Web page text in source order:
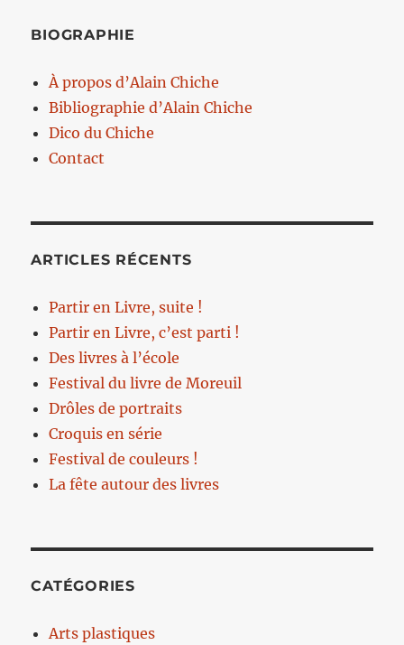
BIOGRAPHIE
À propos d’Alain Chiche
Bibliographie d’Alain Chiche
Dico du Chiche
Contact
ARTICLES RÉCENTS
Partir en Livre, suite !
Partir en Livre, c’est parti !
Des livres à l’école
Festival du livre de Moreuil
Drôles de portraits
Croquis en série
Festival de couleurs !
La fête autour des livres
CATÉGORIES
Arts plastiques